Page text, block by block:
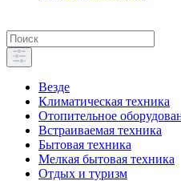
Везде
Климатическая техника
Отопительное
Встраиваемая техника
Бытовая техника
Мелкая бытовая техника
Отдых и туризм